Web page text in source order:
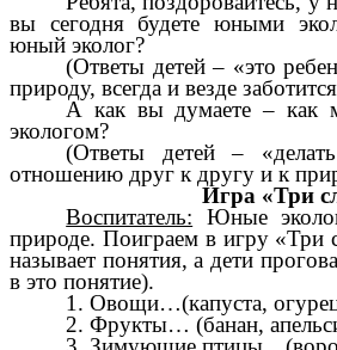
вы сегодня будете юными
юный эколог?
(Ответы детей – «это
природу, всегда и везде
А как вы думаете – как
экологом?
(Ответы детей –
отношению друг к другу и к
Игра «Три
Воспитатель: Юные
природе. Поиграем в игру «Три
называет понятия, а дети
в это понятие).
1. Овощи…(капуста,
2. Фрукты… (банан,